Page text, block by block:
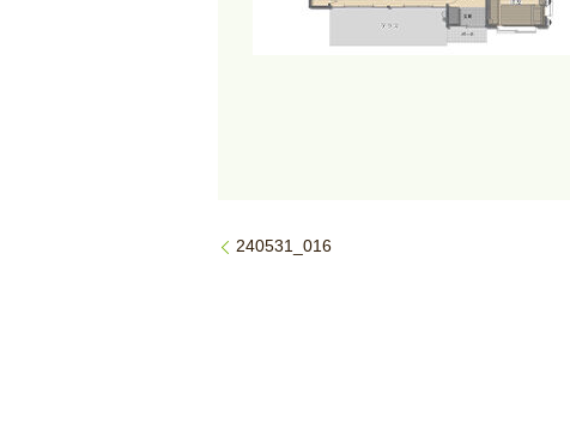
240531_016